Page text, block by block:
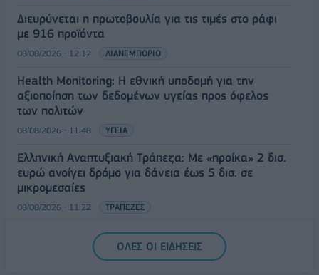
Διευρύνεται η πρωτοβουλία για τις τιμές στο ράφι
με 916 προϊόντα
08/08/2026 - 12:12 ΛΙΑΝΕΜΠΟΡΙΟ
Health Monitoring: Η εθνική υποδομή για την
αξιοποίηση των δεδομένων υγείας προς όφελος
των πολιτών
08/08/2026 - 11:48 ΥΓΕΙΑ
Ελληνική Αναπτυξιακή Τράπεζα: Με «προίκα» 2 δισ.
ευρώ ανοίγει δρόμο για δάνεια έως 5 δισ. σε
μικρομεσαίες
08/08/2026 - 11:22 ΤΡΑΠΕΖΕΣ
5G παντού, 6G στον ορίζοντα: Πού βρίσκεται η
Ελλάδα στη μεγάλη τεχνολογική μετάβαση
ΟΛΕΣ ΟΙ ΕΙΔΗΣΕΙΣ